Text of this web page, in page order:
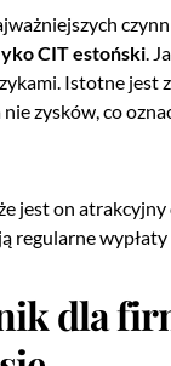
CIT estoński.
Istotne jest
zysków, co
jest on
regularne
dla